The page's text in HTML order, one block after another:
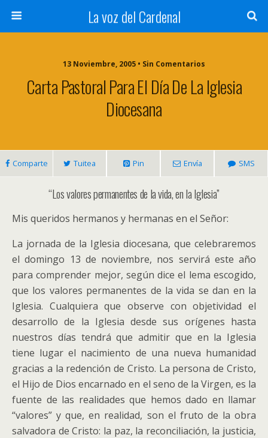
La voz del Cardenal
13 Noviembre, 2005 • Sin Comentarios
Carta Pastoral Para El Día De La Iglesia
Diocesana
Comparte Tuitea Pin Envía SMS
“Los valores permanentes de la vida, en la Iglesia”
Mis queridos hermanos y hermanas en el Señor:
La jornada de la Iglesia diocesana, que celebraremos
el domingo 13 de noviembre, nos servirá este año
para comprender mejor, según dice el lema escogido,
que los valores permanentes de la vida se dan en la
Iglesia. Cualquiera que observe con objetividad el
desarrollo de la Iglesia desde sus orígenes hasta
nuestros días tendrá que admitir que en la Iglesia
tiene lugar el nacimiento de una nueva humanidad
gracias a la redención de Cristo. La persona de Cristo,
el Hijo de Dios encarnado en el seno de la Virgen, es la
fuente de las realidades que hemos dado en llamar
“valores” y que, en realidad, son el fruto de la obra
salvadora de Cristo: la paz, la reconciliación, la justicia,